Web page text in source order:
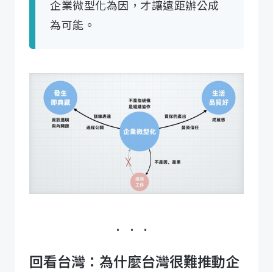
企業微型化為因，才讓遠距辦公成
為可能。
回看台灣：為什麼台灣很難推動企